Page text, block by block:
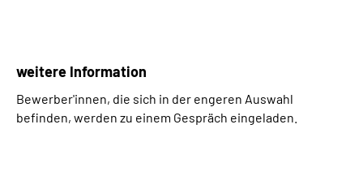
weitere Information
Bewerber'innen, die sich in der engeren Auswahl
befinden, werden zu einem Gespräch eingeladen.